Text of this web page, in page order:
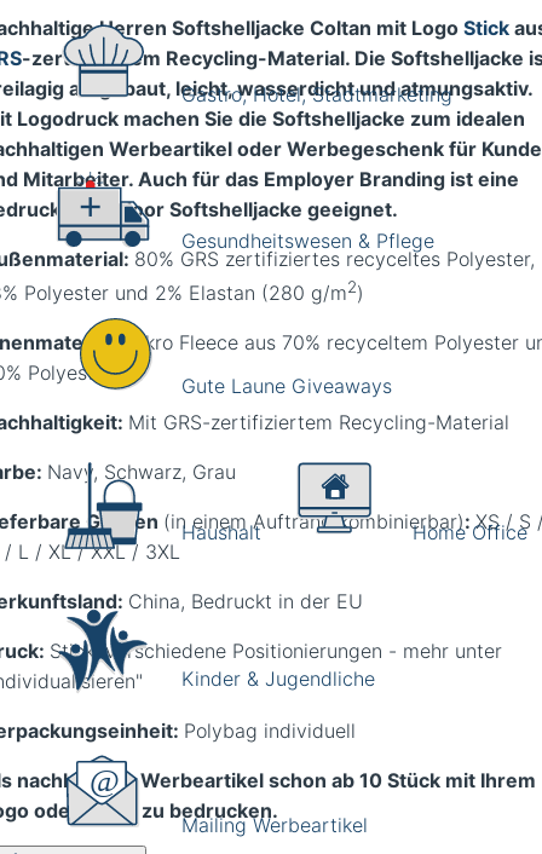
Gastro, Hotel, Stadtmarketing
Gesundheitswesen & Pflege
Gute Laune Giveaways
Haushalt Home Office
Kinder & Jugendliche
Mailing Werbeartikel
Herren Softshelljacke Coltan mit LogoStick
-zertifiziertem Recycling-Material. Die Softshelljacke
aufgebaut, leicht, wasserdicht und atmungsaktiv.
Logodruck machen Sie die Softshelljacke zum idealen
Werbeartikel oder Werbegeschenk für
Mitarbeiter. Auch für das Employer Branding ist eine
Outdoor Softshelljacke geeignet.
80% GRS zertifiziertes recyceltes Polyester,
Polyester und 2% Elastan (280 g/m2)
: Mikro Fleece aus 70% recyceltem Polyester
Polyester
Mit GRS-zertifiziertem Recycling-Material
Navy, Schwarz, Grau
Größen (in einem Auftrahg kombinierbar):XS / S
/ L / XL / XXL / 3XL
China, Bedruckt in der EU
Stick, verschiedene Positionierungen - mehr unter
Polybag individuell
nachhaltiger Werbeartikel schon ab 10 Stück mit Ihrem
oder Motiv zu bedrucken.